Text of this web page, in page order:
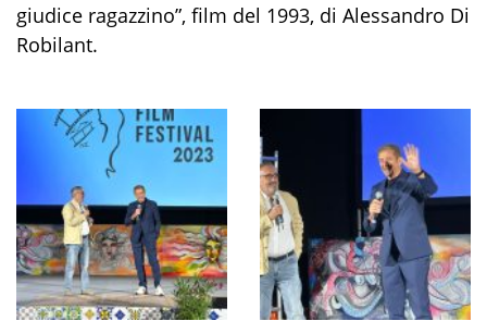
giudice ragazzino”, film del 1993, di Alessandro Di
Robilant.